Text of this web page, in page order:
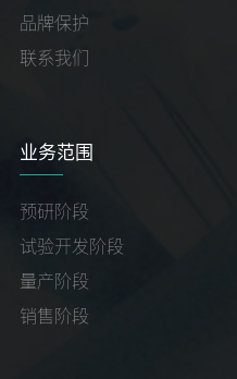
品牌保护
联系我们
业务范围
预研阶段
试验开发阶段
量产阶段
销售阶段